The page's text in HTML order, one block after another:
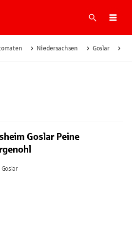
Suche
Niedersachsen Goslar
Goslar Peine